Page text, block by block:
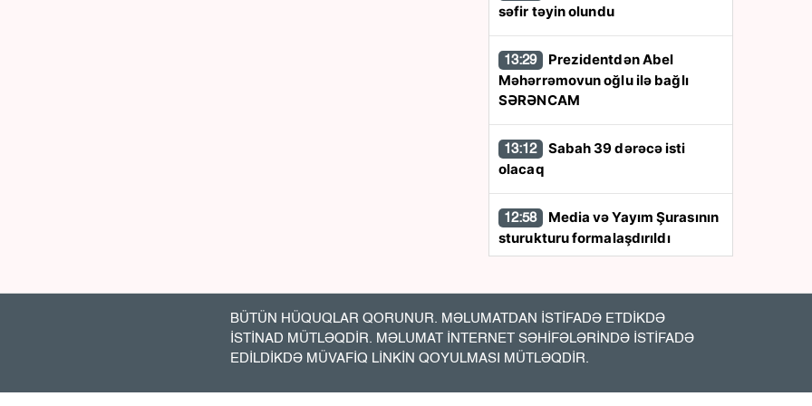
səfir təyin olundu
13:29
Məhərrəmovun oğlu ilə bağlı
SƏRƏNCAM
13:12
olacaq
12:58
sturukturu formalaşdırıldı
azərbaycanlıların olduğu gəmiyə
PUA hücumu - Anbaan- Video
meyiti tapıldı
BÜTÜN HÜQUQLAR QORUNUR. MƏLUMATDAN İSTİFADƏ ETDİKDƏ
İSTİNAD MÜTLƏQDİR. MƏLUMAT İNTERNET SƏHİFƏLƏRİNDƏ İSTİFADƏ
EDİLDİKDƏ MÜVAFİQ LİNKİN QOYULMASI MÜTLƏQDİR.